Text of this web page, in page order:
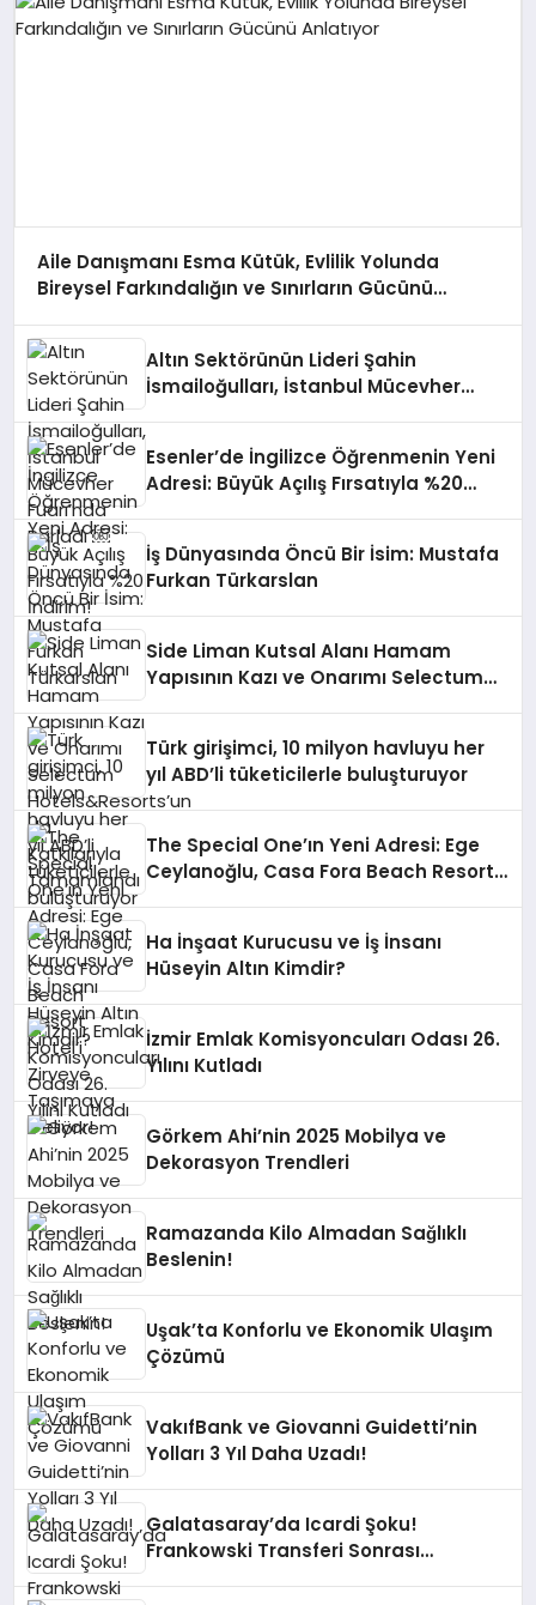
Aile Danışmanı Esma Kütük, Evlilik Yolunda
Bireysel Farkındalığın ve Sınırların Gücünü
Altın Sektörünün Lideri Şahin
İsmailoğulları, İstanbul Mücevher
Esenler’de İngilizce Öğrenmenin Yeni
Adresi: Büyük Açılış Fırsatıyla %20
İş Dünyasında Öncü Bir İsim: Mustafa
Furkan Türkarslan
Side Liman Kutsal Alanı Hamam
Yapısının Kazı ve Onarımı Selectum
Türk girişimci, 10 milyon havluyu her
yıl ABD’li tüketicilerle buluşturuyor
The Special One’ın Yeni Adresi: Ege
Ceylanoğlu, Casa Fora Beach Resort
Ha İnşaat Kurucusu ve İş İnsanı
Hüseyin Altın Kimdir?
İzmir Emlak Komisyoncuları Odası 26.
Yılını Kutladı
Görkem Ahi’nin 2025 Mobilya ve
Dekorasyon Trendleri
Ramazanda Kilo Almadan Sağlıklı
Beslenin!
Uşak’ta Konforlu ve Ekonomik Ulaşım
Çözümü
VakıfBank ve Giovanni Guidetti’nin
Yolları 3 Yıl Daha Uzadı!
Galatasaray’da Icardi Şoku!
Frankowski Transferi Sonrası